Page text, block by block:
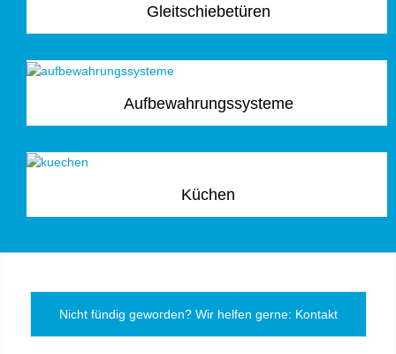
Gleitschiebetüren
Aufbewahrungssysteme
Küchen
Nicht fündig geworden? Wir helfen gerne: Kontakt